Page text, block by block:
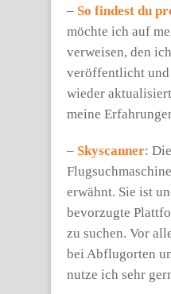
– So findest du
möchte ich auf
verweisen, den
veröffentlicht und
wieder
meine
– Skyscanner:
erwähnt. Sie ist
bevorzugte
zu suchen. Vor
bei Abflugorten
nutze ich sehr